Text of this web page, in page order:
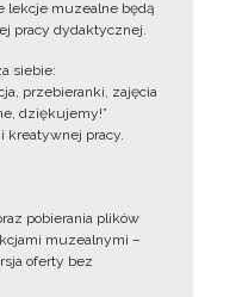
lekcje muzealne będą
pracy dydaktycznej.
siebie:
przebieranki, zajęcia
dziękujemy!”
kreatywnej pracy.
pobierania plików
muzealnymi –
oferty bez